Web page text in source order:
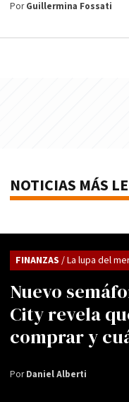
PorGuillermina Fossati
NOTICIAS MÁS
Nuevo
City revela
comprar y
FINANZAS / La lupa del
PorDaniel Alberti